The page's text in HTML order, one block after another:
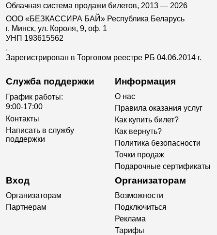
Облачная система продажи билетов, 2013 — 2026
ООО «БЕЗКАССИРА БАЙ» Республика Беларусь
г. Минск, ул. Короля, 9, оф. 1
УНП 193615562
.
Зарегистрирован в Торговом реестре РБ 04.06.2014 г.
Служба поддержки
График работы:
9:00-17:00
Контакты
Написать в службу
поддержки
Информация
О нас
Правила оказания услуг
Как купить билет?
Как вернуть?
Политика безопасности
Точки продаж
Подарочные сертификаты
Вход
Организаторам
Партнерам
Организаторам
Возможности
Подключиться
Реклама
Тарифы